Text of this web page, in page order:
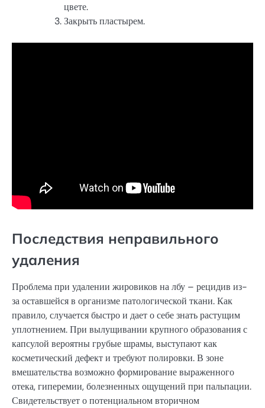
цвете.
Закрыть пластырем.
Последствия неправильного
удаления
Проблема при удалении жировиков на лбу – рецидив из-
за оставшейся в организме патологической ткани. Как
правило, случается быстро и дает о себе знать растущим
уплотнением. При вылущивании крупного образования с
капсулой вероятны грубые шрамы, выступают как
косметический дефект и требуют полировки. В зоне
вмешательства возможно формирование выраженного
отека, гиперемии, болезненных ощущений при пальпации.
Свидетельствует о потенциальном вторичном